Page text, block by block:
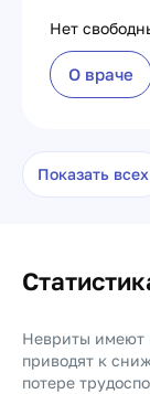
Нет
О враче
Показать всех
Невриты имеют
приводят к
потере